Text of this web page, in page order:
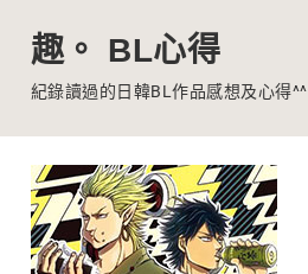
content
趣。 BL心得
紀錄讀過的日韓BL作品感想及心得^^